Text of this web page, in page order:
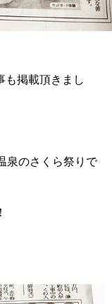
も掲載頂きまし
泉のさくら祭りで